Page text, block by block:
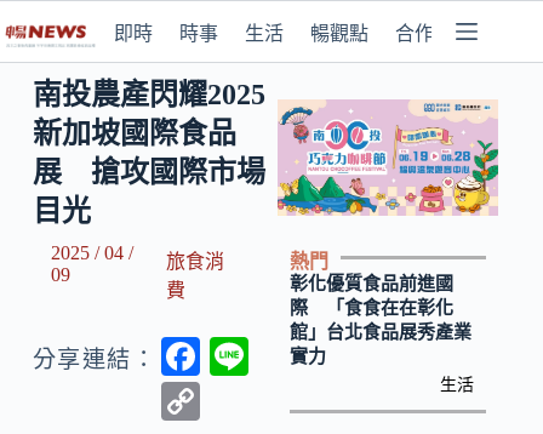
即時 時事 生活 暢觀點 合作媒體
南投農產閃耀2025
新加坡國際食品
展 搶攻國際市場
目光
2025 / 04 /
09
旅食消
費
分享連結：
F
熱門
彰化優質食品前進國
際 「食食在在彰化
館」台北食品展秀產業
實力
生活